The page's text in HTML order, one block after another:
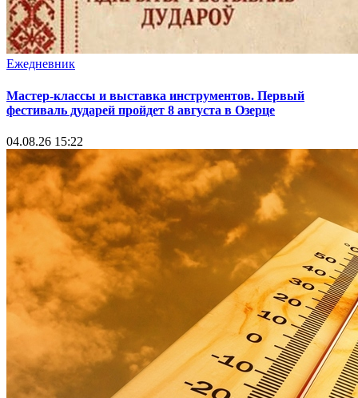
Ежедневник
Мастер-классы и выставка инструментов. Первый
фестиваль дударей пройдет 8 августа в Озерце
04.08.26 15:22